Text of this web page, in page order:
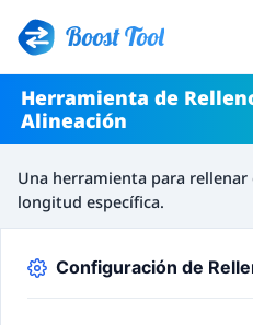
Boost Tool
Herramienta de
Alineación
Una herramienta para
longitud específica.
Configuración de